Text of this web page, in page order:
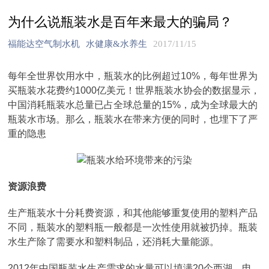
为什么说瓶装水是百年来最大的骗局？
福能达空气制水机 水健康&水养生 2017/11/15
每年全世界饮用水中，瓶装水的比例超过10%，每年世界为
买瓶装水花费约1000亿美元！世界瓶装水协会的数据显示，
中国消耗瓶装水总量已占全球总量的15%，成为全球最大的
瓶装水市场。那么，瓶装水在带来方便的同时，也埋下了严
重的隐患
资源浪费
生产瓶装水十分耗费资源，和其他能够重复使用的塑料产品
不同，瓶装水的塑料瓶一般都是一次性使用就被扔掉。瓶装
水生产除了需要水和塑料制品，还消耗大量能源。